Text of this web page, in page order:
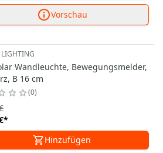
Vorschau
Wandleuchte, Bewegungsmelder,
B 16 cm
0
*
Hinzufügen